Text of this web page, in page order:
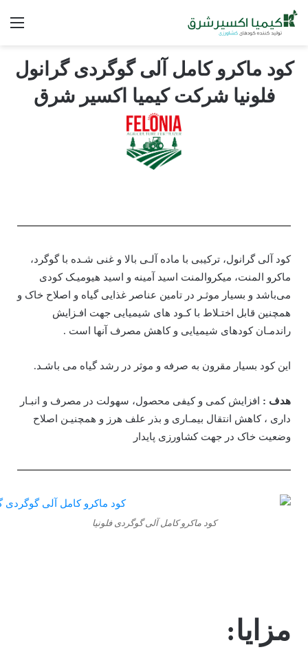
کود ماکرو کامل آلی گوگردی گرانول
فلونیا شرکت کیمیا اکسیر شرق
کود آلی گرانول، ترکیبی با ماده آلـی بالا و غنی شـده با گوگرد،
ماکرو المنت، میکروالمنت اسید آمینه و اسید هیومیـک کودی
می‌باشد و بسیار موثـر در تامین عناصر غذایی گیاه و اصلاح خاک و
همچنین قابل اختـلاط با کـود های شیمیایی جهت افـزایش
راندمـان کودهای شیمیایی و کاهش مصرف آنها است .
این کود بسیار مقرون به صرفه و موثر در رشد گیاه می باشـد.
هدف : افزایش کمی و کیفی محصول، سهولت در مصرف و انبـار
داری ، کاهش انتقال بیمـاری و بذر علف هرز و همچنیـن اصلاح
وضعیت خاک در جهت کشاورزی پایدار
کود ماکرو کامل آلی گوگردی فلونیا
مزایا: